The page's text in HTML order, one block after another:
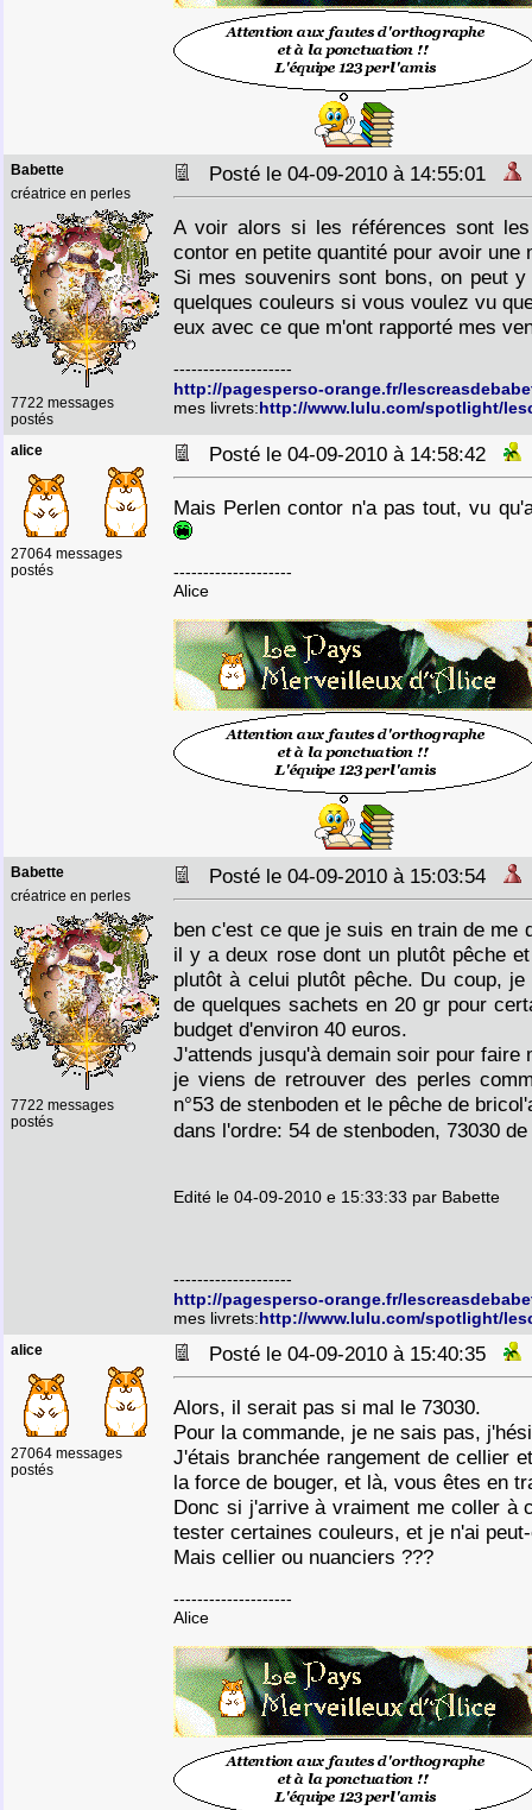
Babette
créatrice en perles
7722 messages
postés
Posté le 04-09-2010 à 14:55:01
A voir alors si les références sont
contor en petite quantité pour avoir une
Si mes souvenirs sont bons, on peut
quelques couleurs si vous voulez vu
eux avec ce que m'ont rapporté mes
--------------------
http://pagesperso-orange.fr/
mes livrets:http://www.lulu.com/spotlight/
alice
27064 messages
postés
Posté le 04-09-2010 à 14:58:42
Mais Perlen contor n'a pas tout, vu
--------------------
Alice
Babette
créatrice en perles
7722 messages
postés
Posté le 04-09-2010 à 15:03:54
ben c'est ce que je suis en train de me
il y a deux rose dont un plutôt pêche
plutôt à celui plutôt pêche. Du coup,
de quelques sachets en 20 gr pour
budget d'environ 40 euros.
J'attends jusqu'à demain soir pour
je viens de retrouver des perles
n°53 de stenboden et le pêche de
dans l'ordre: 54 de stenboden, 73030
Edité le 04-09-2010 e 15:33:33 par Babette
--------------------
http://pagesperso-orange.fr/
mes livrets:http://www.lulu.com/spotlight/
alice
27064 messages
postés
Posté le 04-09-2010 à 15:40:35
Alors, il serait pas si mal le 73030.
Pour la commande, je ne sais pas,
J'étais branchée rangement de cellier
la force de bouger, et là, vous êtes en
Donc si j'arrive à vraiment me coller à
tester certaines couleurs, et je n'ai
Mais cellier ou nuanciers ???
--------------------
Alice